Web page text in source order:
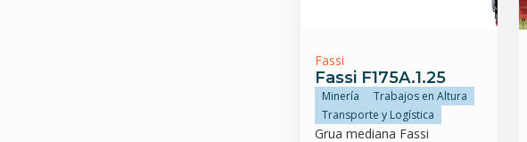
Fassi
Fassi F175A.1.25
Minería
Trabajos en Altura
Transporte y Logística
Grua mediana Fassi